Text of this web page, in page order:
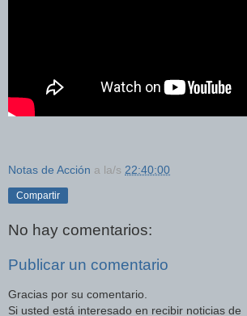
Notas de Acción a la/s 22:40:00
Compartir
No hay comentarios:
Publicar un comentario
Gracias por su comentario.
Si usted está interesado en recibir noticias de